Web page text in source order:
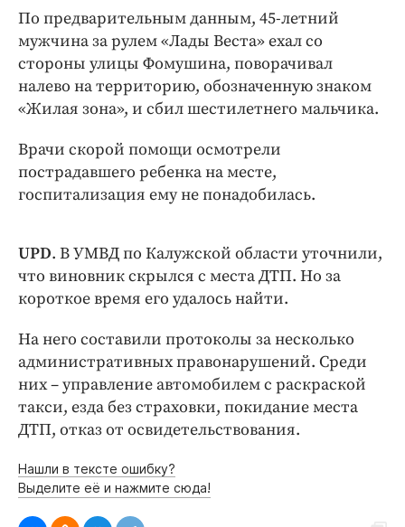
По предварительным данным, 45-летний
мужчина за рулем «Лады Веста» ехал со
стороны улицы Фомушина, поворачивал
налево на территорию, обозначенную знаком
«Жилая зона», и сбил шестилетнего мальчика.
Врачи скорой помощи осмотрели
пострадавшего ребенка на месте,
госпитализация ему не понадобилась.
UPD. В УМВД по Калужской области уточнили,
что виновник скрылся с места ДТП. Но за
короткое время его удалось найти.
На него составили протоколы за несколько
административных правонарушений. Среди
них – управление автомобилем с раскраской
такси, езда без страховки, покидание места
ДТП, отказ от освидетельствования.
Нашли в тексте ошибку?
Выделите её и нажмите сюда!